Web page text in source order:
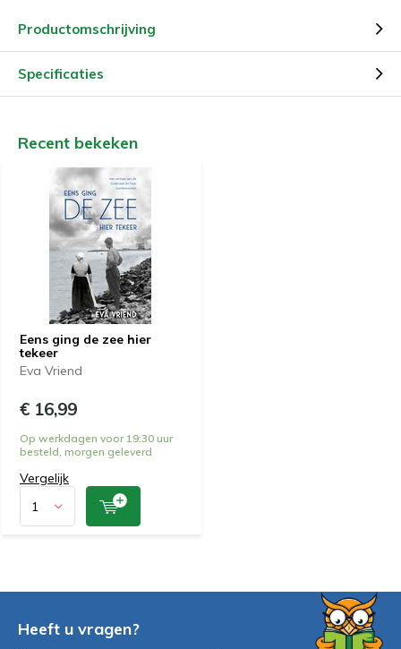
Productomschrijving
Specificaties
Recent bekeken
Eens ging de zee hier
tekeer
Eva Vriend
€ 16,99
Op werkdagen voor 19:30 uur
besteld, morgen geleverd
Vergelijk
Heeft u vragen?